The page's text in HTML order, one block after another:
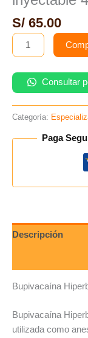
S/ 65.00
-
1
unidad
cantidad
Consultar
Categoría:
Paga
Descripción
Bupivacaína
Bupivacaína
utilizada como